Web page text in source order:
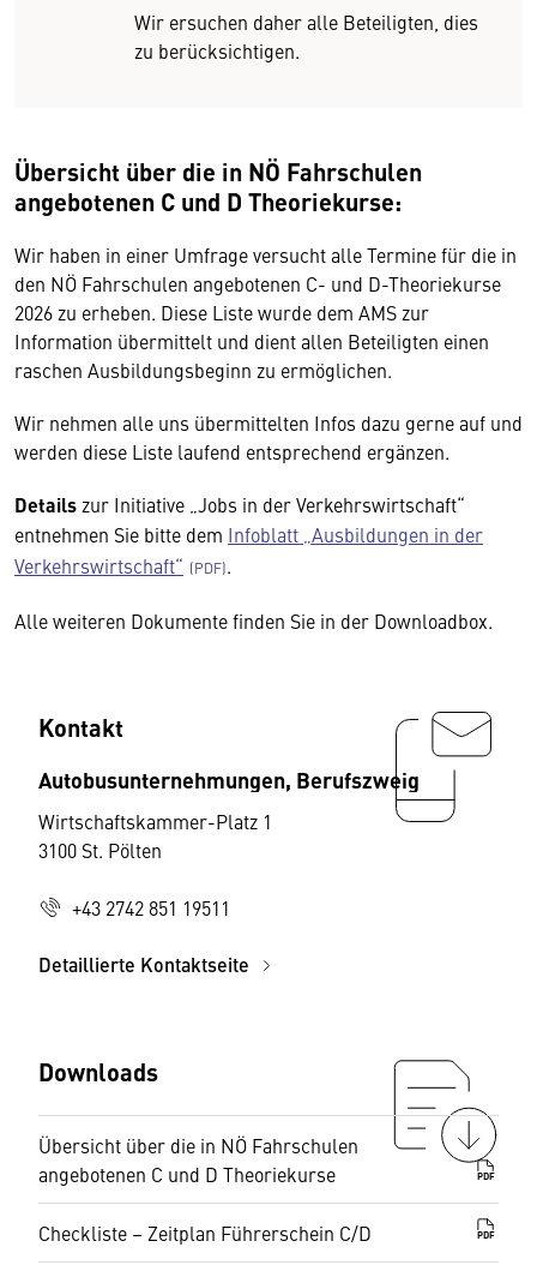
Wir ersuchen daher alle Beteiligten, dies
zu berücksichtigen.
Übersicht über die in NÖ Fahrschulen
angebotenen C und D Theoriekurse:
Wir haben in einer Umfrage versucht alle Termine für die in
den NÖ Fahrschulen angebotenen C- und D-Theoriekurse
2026 zu erheben. Diese Liste wurde dem AMS zur
Information übermittelt und dient allen Beteiligten einen
raschen Ausbildungsbeginn zu ermöglichen.
Wir nehmen alle uns übermittelten Infos dazu gerne auf und
werden diese Liste laufend entsprechend ergänzen.
Details zur Initiative „Jobs in der Verkehrswirtschaft“
entnehmen Sie bitte dem Infoblatt „Ausbildungen in der
Verkehrswirtschaft“
.
Alle weiteren Dokumente finden Sie in der Downloadbox.
Kontakt
Autobusunternehmungen, Berufszweig
Wirtschaftskammer-Platz 1
3100 St. Pölten
+43 2742 851 19511
Detaillierte Kontaktseite
Downloads
Übersicht über die in NÖ Fahrschulen
angebotenen C und D Theoriekurse
PDF
Checkliste – Zeitplan Führerschein C/D PDF